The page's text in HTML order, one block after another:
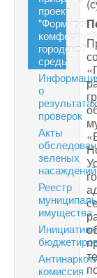
проект
комфортной
городской
среды"
о
результатах
проверок
Акты
зеленых
насаждений
Реестр
имущества
комиссия